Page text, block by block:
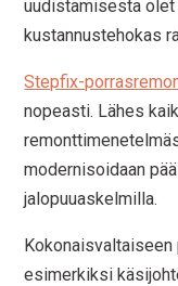
uudistamisesta
kustannustehokas
Stepfix-
nopeasti. Lähes
modernisoidaan
jalopuuaskelmilla.
Kokonaisvaltaiseen
esimerkiksi